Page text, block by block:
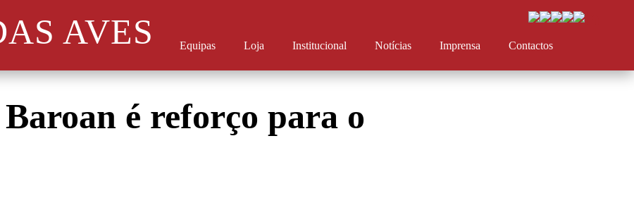
AVES Equipas Loja Institucional Notícias Imprensa Contactos
é reforço para o